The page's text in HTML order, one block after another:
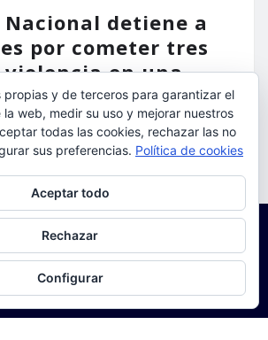
Nacional detiene a
por cometer tres
violencia en una
Ago 7, 2026
propias y de terceros para garantizar el
web, medir su uso y mejorar nuestros
todas las cookies, rechazar las no
sus preferencias. Política de cookies
Aceptar todo
Rechazar
Configurar
incluido cómo gestionar las cookies,